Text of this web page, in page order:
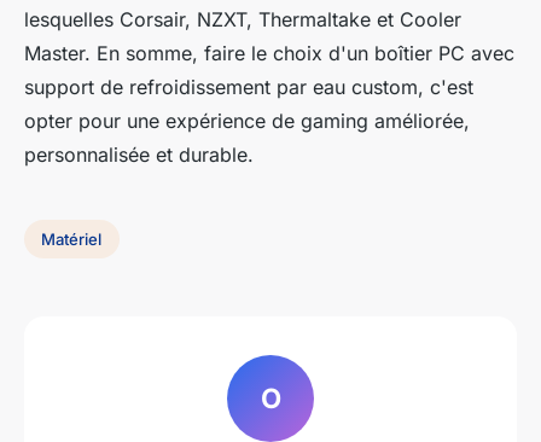
lesquelles Corsair, NZXT, Thermaltake et Cooler
Master. En somme, faire le choix d'un boîtier PC avec
support de refroidissement par eau custom, c'est
opter pour une expérience de gaming améliorée,
personnalisée et durable.
Matériel
O